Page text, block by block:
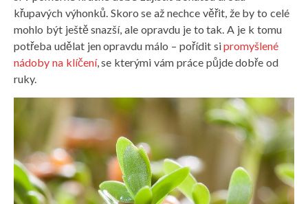
křupavých výhonků. Skoro se až nechce věřit, že by to celé
mohlo být ještě snazší, ale opravdu je to tak. A je k tomu
potřeba udělat jen opravdu málo – pořídit sipromyšlené
nádoby na klíčení, se kterými vám práce půjde dobře od
ruky.